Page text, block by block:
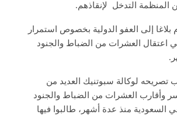
المنظمة التدخل لإنقاذهم.
بلاغا إلى العفو الدولية بخصوص استمرار
اعتقال العشرات من الضباط والجنود
لوكالة سبوتنيك العديد من
وأقارب العشرات من الضباط والجنود
في السعودية منذ عدة أشهر، طالبوا فيها